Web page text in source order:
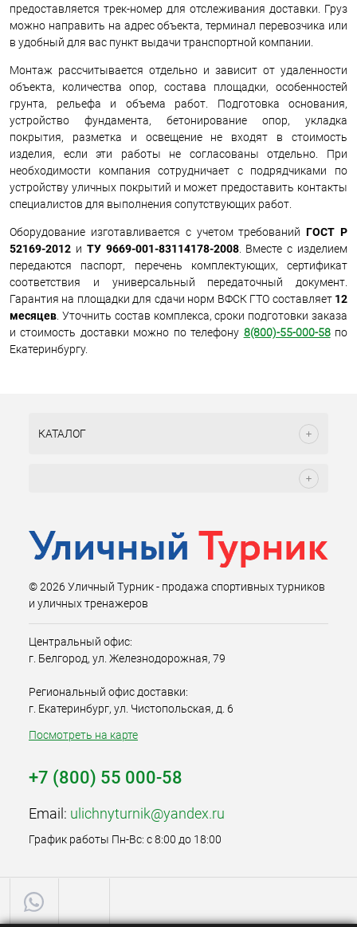
предоставляется трек-номер для отслеживания доставки. Груз
можно направить на адрес объекта, терминал перевозчика или
в удобный для вас пункт выдачи транспортной компании.
Монтаж рассчитывается отдельно и зависит от удаленности
объекта, количества опор, состава площадки, особенностей
грунта, рельефа и объема работ. Подготовка основания,
устройство фундамента, бетонирование опор, укладка
покрытия, разметка и освещение не входят в стоимость
изделия, если эти работы не согласованы отдельно. При
необходимости компания сотрудничает с подрядчиками по
устройству уличных покрытий и может предоставить контакты
специалистов для выполнения сопутствующих работ.
Оборудование изготавливается с учетом требованийГОСТ Р
52169-2012 и ТУ 9669-001-83114178-2008. Вместе с изделием
передаются паспорт, перечень комплектующих, сертификат
соответствия и универсальный передаточный документ.
Гарантия на площадки для сдачи норм ВФСК ГТО составляет 12
месяцев . Уточнить состав комплекса, сроки подготовки заказа
и стоимость доставки можно по телефону 8(800)-55-000-58по
Екатеринбургу.
КАТАЛОГ
© 2026 Уличный Турник - продажа спортивных турников
и уличных тренажеров
Центральный офис:
г. Белгород, ул. Железнодорожная, 79
Региональный офис доставки:
г. Екатеринбург, ул. Чистопольская, д. 6
Посмотреть на карте
+7 (800) 55 000-58
Email: ulichnyturnik@yandex.ru
График работы Пн-Вс: с 8:00 до 18:00